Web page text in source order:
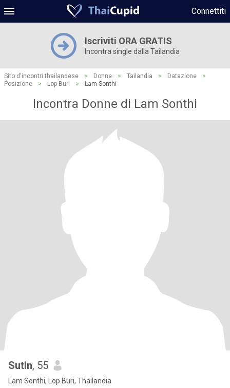
Connettiti
Iscriviti ORA GRATIS
Incontra single dalla Tailandia
Sito d'incontri thailandese > Donne > Tailandia > Datazione
>
Posizione
> Lop Buri > Lam Sonthi
Incontra Donne di Lam Sonthi
Sutin, 55
Lam Sonthi, Lop Buri, Thailandia